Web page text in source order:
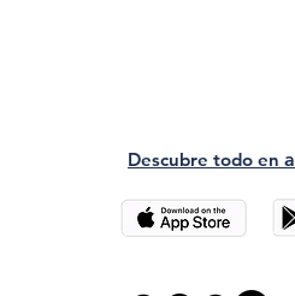
Descubre todo en a